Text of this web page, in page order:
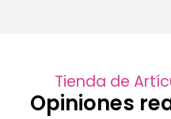
Tienda de
Opiniones